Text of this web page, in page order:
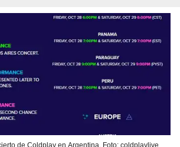
de Coldplay en Argentina. Foto: coldplaylive